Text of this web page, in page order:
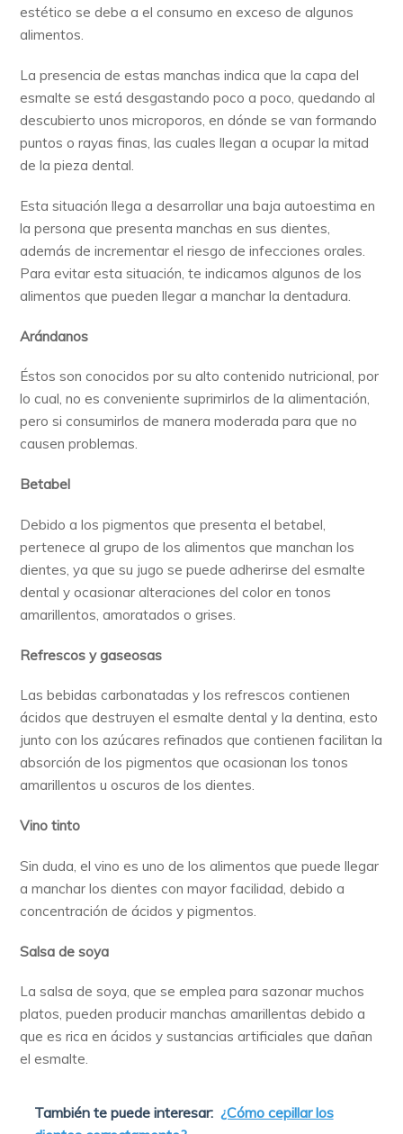
estético se debe a el consumo en exceso de algunos
alimentos.
La presencia de estas manchas indica que la capa del
esmalte se está desgastando poco a poco, quedando al
descubierto unos microporos, en dónde se van formando
puntos o rayas finas, las cuales llegan a ocupar la mitad
de la pieza dental.
Esta situación llega a desarrollar una baja autoestima en
la persona que presenta manchas en sus dientes,
además de incrementar el riesgo de infecciones orales.
Para evitar esta situación, te indicamos algunos de los
alimentos que pueden llegar a manchar la dentadura.
Arándanos
Éstos son conocidos por su alto contenido nutricional, por
lo cual, no es conveniente suprimirlos de la alimentación,
pero si consumirlos de manera moderada para que no
causen problemas.
Betabel
Debido a los pigmentos que presenta el betabel,
pertenece al grupo de los alimentos que manchan los
dientes, ya que su jugo se puede adherirse del esmalte
dental y ocasionar alteraciones del color en tonos
amarillentos, amoratados o grises.
Refrescos y gaseosas
Las bebidas carbonatadas y los refrescos contienen
ácidos que destruyen el esmalte dental y la dentina, esto
junto con los azúcares refinados que contienen facilitan la
absorción de los pigmentos que ocasionan los tonos
amarillentos u oscuros de los dientes.
Vino tinto
Sin duda, el vino es uno de los alimentos que puede llegar
a manchar los dientes con mayor facilidad, debido a
concentración de ácidos y pigmentos.
Salsa de soya
La salsa de soya, que se emplea para sazonar muchos
platos, pueden producir manchas amarillentas debido a
que es rica en ácidos y sustancias artificiales que dañan
el esmalte.
También te puede interesar: ¿Cómo cepillar los